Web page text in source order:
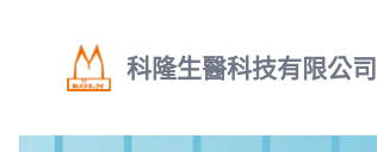
科隆生醫科技有限公司